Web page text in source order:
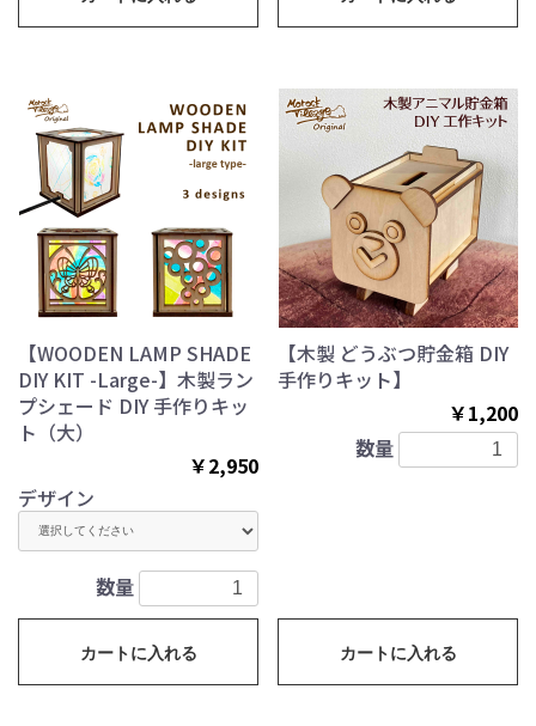
【WOODEN LAMP SHADE
DIY KIT -Large-】木製ラン
プシェード DIY 手作りキッ
ト（大）
￥2,950
デザイン
数量
カートに入れる
【木製 どうぶつ貯金箱 DIY
手作りキット】
￥1,200
数量
カートに入れる